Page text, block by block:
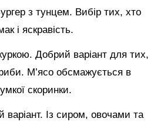
з тунцем. Вибір тих, хто
і яскравість.
Добрий варіант для тих,
М’ясо обсмажується в
скоринки.
варіант. Із сиром, овочами та